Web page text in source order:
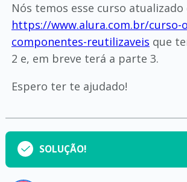
Nós temos esse curso atualizado
https://www.alura.com.br/curso-
componentes-reutilizaveis que
2 e, em breve terá a parte 3.
Espero ter te ajudado!
SOLUÇÃO!